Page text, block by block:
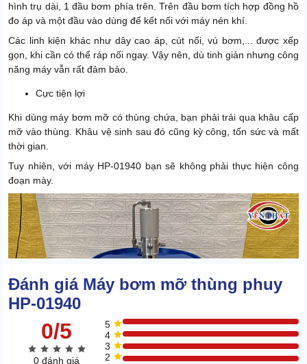
hình trụ dài, 1 đầu bơm phía trên. Trên đầu bơm tích hợp đồng hồ
đo áp và một đầu vào dùng để kết nối với máy nén khí.
Các linh kiện khác như dây cao áp, cút nối, vú bơm,... được xếp
gọn, khi cần có thể ráp nối ngay. Vậy nên, dù tinh giản nhưng công
năng máy vẫn rất đảm bảo.
Cực tiện lợi
Khi dùng máy bơm mỡ có thùng chứa, bạn phải trải qua khâu cấp
mỡ vào thùng. Khâu vệ sinh sau đó cũng kỳ công, tốn sức và mất
thời gian.
Tuy nhiên, với máy HP-01940 bạn sẽ không phải thực hiện công
đoạn mày.
Đánh giá Máy bơm mỡ thùng phuy
HP-01940
0/5
0 đánh giá
5
4
3
2